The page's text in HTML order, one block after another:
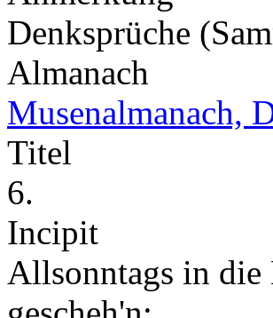
Denksprüche
Almanach
Musenalmanach,
Titel
6.
Incipit
Allsonntags in